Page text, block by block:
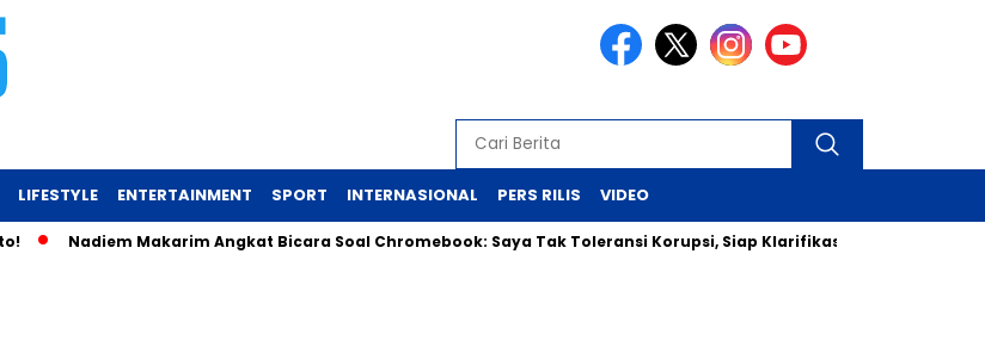
LIFESTYLE ENTERTAINMENT SPORT INTERNASIONAL PERS RILIS VIDEO
Nadiem Makarim Angkat Bicara Soal Chromebook: Saya Tak Toleransi Korupsi, Siap Klarifikasi ke Jaksa